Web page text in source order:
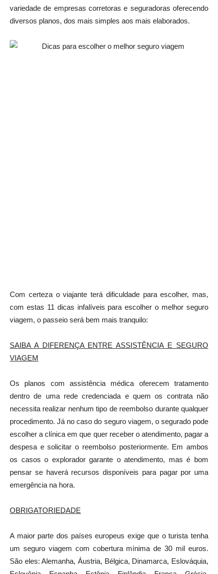
variedade de empresas corretoras e seguradoras oferecendo
diversos planos, dos mais simples aos mais elaborados.
Com certeza o viajante terá dificuldade para escolher, mas,
com estas 11 dicas infalíveis para escolher o melhor seguro
viagem, o passeio será bem mais tranquilo:
SAIBA A DIFERENÇA ENTRE ASSISTÊNCIA E SEGURO
VIAGEM
Os planos com assistência médica oferecem tratamento
dentro de uma rede credenciada e quem os contrata não
necessita realizar nenhum tipo de reembolso durante qualquer
procedimento. Já no caso do seguro viagem, o segurado pode
escolher a clínica em que quer receber o atendimento, pagar a
despesa e solicitar o reembolso posteriormente. Em ambos
os casos o explorador garante o atendimento, mas é bom
pensar se haverá recursos disponíveis para pagar por uma
emergência na hora.
OBRIGATORIEDADE
A maior parte dos países europeus exige que o turista tenha
um seguro viagem com cobertura mínima de 30 mil euros.
São eles: Alemanha, Áustria, Bélgica, Dinamarca, Eslováquia,